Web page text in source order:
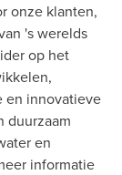
onze klanten,
's werelds
op het
en innovatieve
duurzaam
en
informatie